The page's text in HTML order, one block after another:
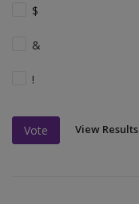
$
&
!
Vote View Results